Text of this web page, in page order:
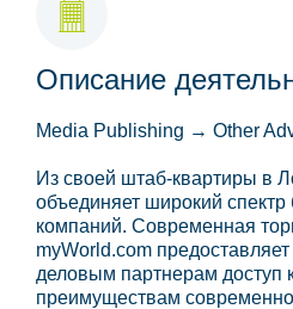
Описание
Media Publishing → Other
Из своей штаб-квартиры в
объединяет широкий
компаний. Современная
myWorld.com
деловым партнерам доступ
преимуществам